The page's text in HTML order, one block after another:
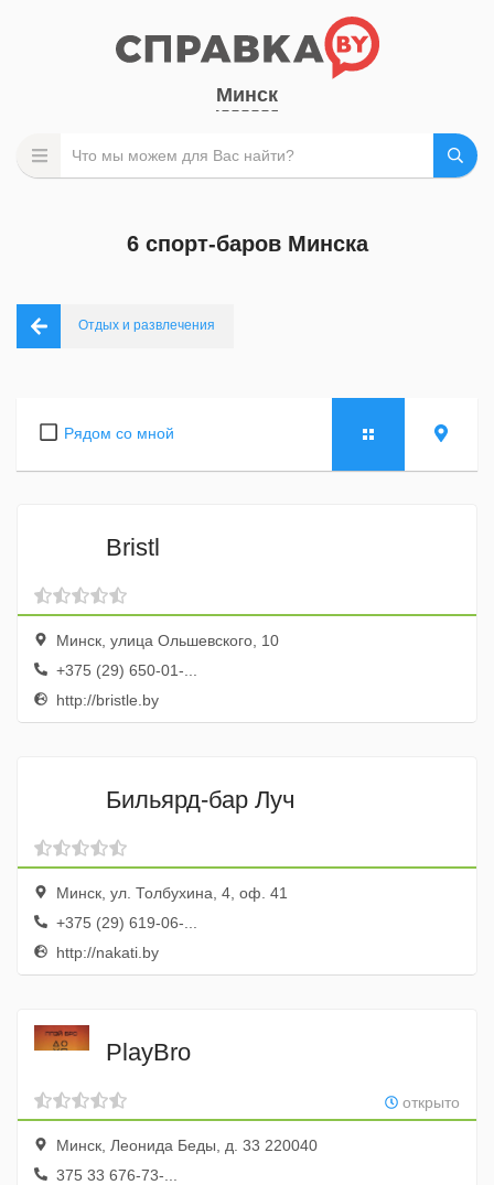
Минск
6 спорт-баров Минска
Отдых и развлечения
Рядом со мной
Bristl
Минск, улица Ольшевского, 10
+375 (29) 650-01-...
http://bristle.by
Бильярд-бар Луч
Минск, ул. Толбухина, 4, оф. 41
+375 (29) 619-06-...
http://nakati.by
PlayBro
открыто
Минск, Леонида Беды, д. 33 220040
375 33 676-73-...